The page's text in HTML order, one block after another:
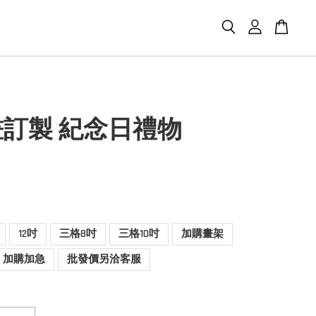
製 紀念日禮物
12吋 三格8吋 三格10吋
加購畫架
加購加急 批發價另洽客服